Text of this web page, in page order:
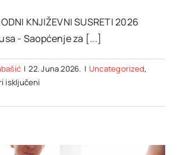
KNJIŽEVNI SUSRETI 2026
- Saopćenje za [...]
| 22. Juna 2026. | Uncategorized,
isključeni
MEĐUNARODNI
2026